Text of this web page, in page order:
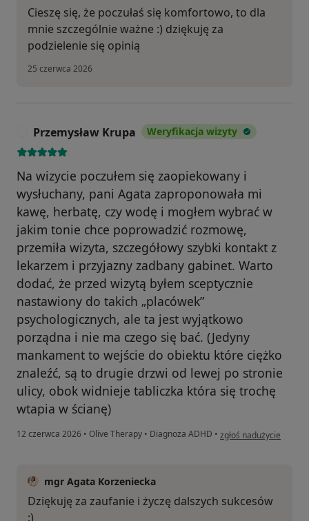
Cieszę się, że poczułaś się komfortowo, to dla
mnie szczególnie ważne :) dziękuję za
podzielenie się opinią
25 czerwca 2026
Przemysław Krupa Weryfikacja wizyty
Na wizycie poczułem się zaopiekowany i
wysłuchany, pani Agata zaproponowała mi
kawę, herbatę, czy wodę i mogłem wybrać w
jakim tonie chce poprowadzić rozmowę,
przemiła wizyta, szczegółowy szybki kontakt z
lekarzem i przyjazny zadbany gabinet. Warto
dodać, że przed wizytą byłem sceptycznie
nastawiony do takich „placówek”
psychologicznych, ale ta jest wyjątkowo
porządna i nie ma czego się bać. (Jedyny
mankament to wejście do obiektu które ciężko
znaleźć, są to drugie drzwi od lewej po stronie
ulicy, obok widnieje tabliczka która się trochę
wtapia w ścianę)
12 czerwca 2026 • Olive Therapy • Diagnoza ADHD • w opinii użytkownika
zgłoś nadużycie
mgr Agata Korzeniecka
Dziękuję za zaufanie i życzę dalszych sukcesów
:)